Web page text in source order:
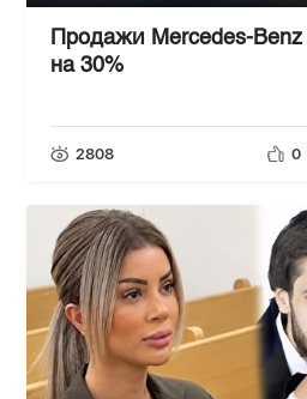
Продажи Mercedes-Benz
на 30%
2808 0